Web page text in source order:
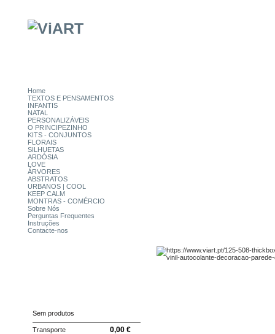
Home
TEXTOS E PENSAMENTOS
INFANTIS
NATAL
PERSONALIZÁVEIS
O PRINCIPEZINHO
KITS - CONJUNTOS
FLORAIS
SILHUETAS
ARDÓSIA
LOVE
ÁRVORES
ABSTRATOS
URBANOS | COOL
KEEP CALM
MONTRAS - COMÉRCIO
Sobre Nós
Perguntas Frequentes
Instruções
Contacte-nos
Sem produtos
Transporte 0,00 €